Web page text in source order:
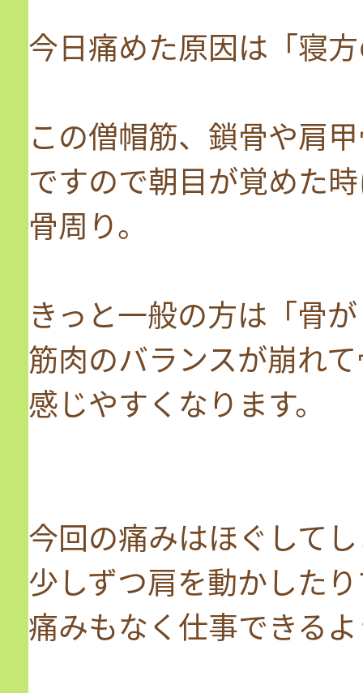
今日痛めた原因は「寝
この僧帽筋、鎖骨や肩
ですので朝目が覚めた
骨周り。
きっと一般の方は「骨
筋肉のバランスが崩れ
感じやすくなります。
今回の痛みはほぐして
少しずつ肩を動かした
痛みもなく仕事できる